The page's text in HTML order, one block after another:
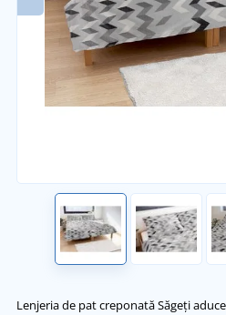
Lenjeria de pat creponată Săgeți